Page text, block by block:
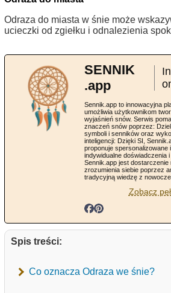
Odraza do miasta w śnie może
ucieczki od zgiełku i odnalezienia
SENNIK
.app
Sennik.app to innowacyjna
umożliwia użytkownikom
wyjaśnień snów. Serwis
znaczeń snów poprzez:
symboli i senników oraz
inteligencji: Dzięki SI,
proponuje spersonalizowane
indywidualne doświadczenia
Sennik.app jest dostarczenie
zrozumienia siebie poprzez
tradycyjną wiedzę z
Zobacz
Spis treści:
Co oznacza Odraza we śnie?